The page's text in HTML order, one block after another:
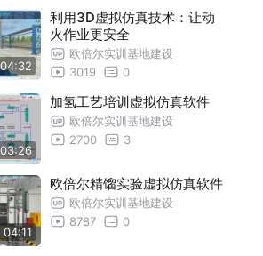
工安全隐患排查（电气类
03:09
工安全隐患排查虚拟仿真
全类）
工安全隐患排查仿真软件
工安全隐患排查仿真软件
）
让培训降本，让员工增效
件来助力
漏事故VR体验软件，真实
处置场景
00:44
验软件：戴上VR，1分钟
全过程！
排查作业安全：实现电气
04:32
利用3D虚拟仿真技术：让动
火作业更安全
欧倍尔实训基地建设
3019
0
03:26
加氢工艺培训虚拟仿真软件
欧倍尔实训基地建设
2700
3
04:11
欧倍尔精馏实验虚拟仿真软件
欧倍尔实训基地建设
8787
0